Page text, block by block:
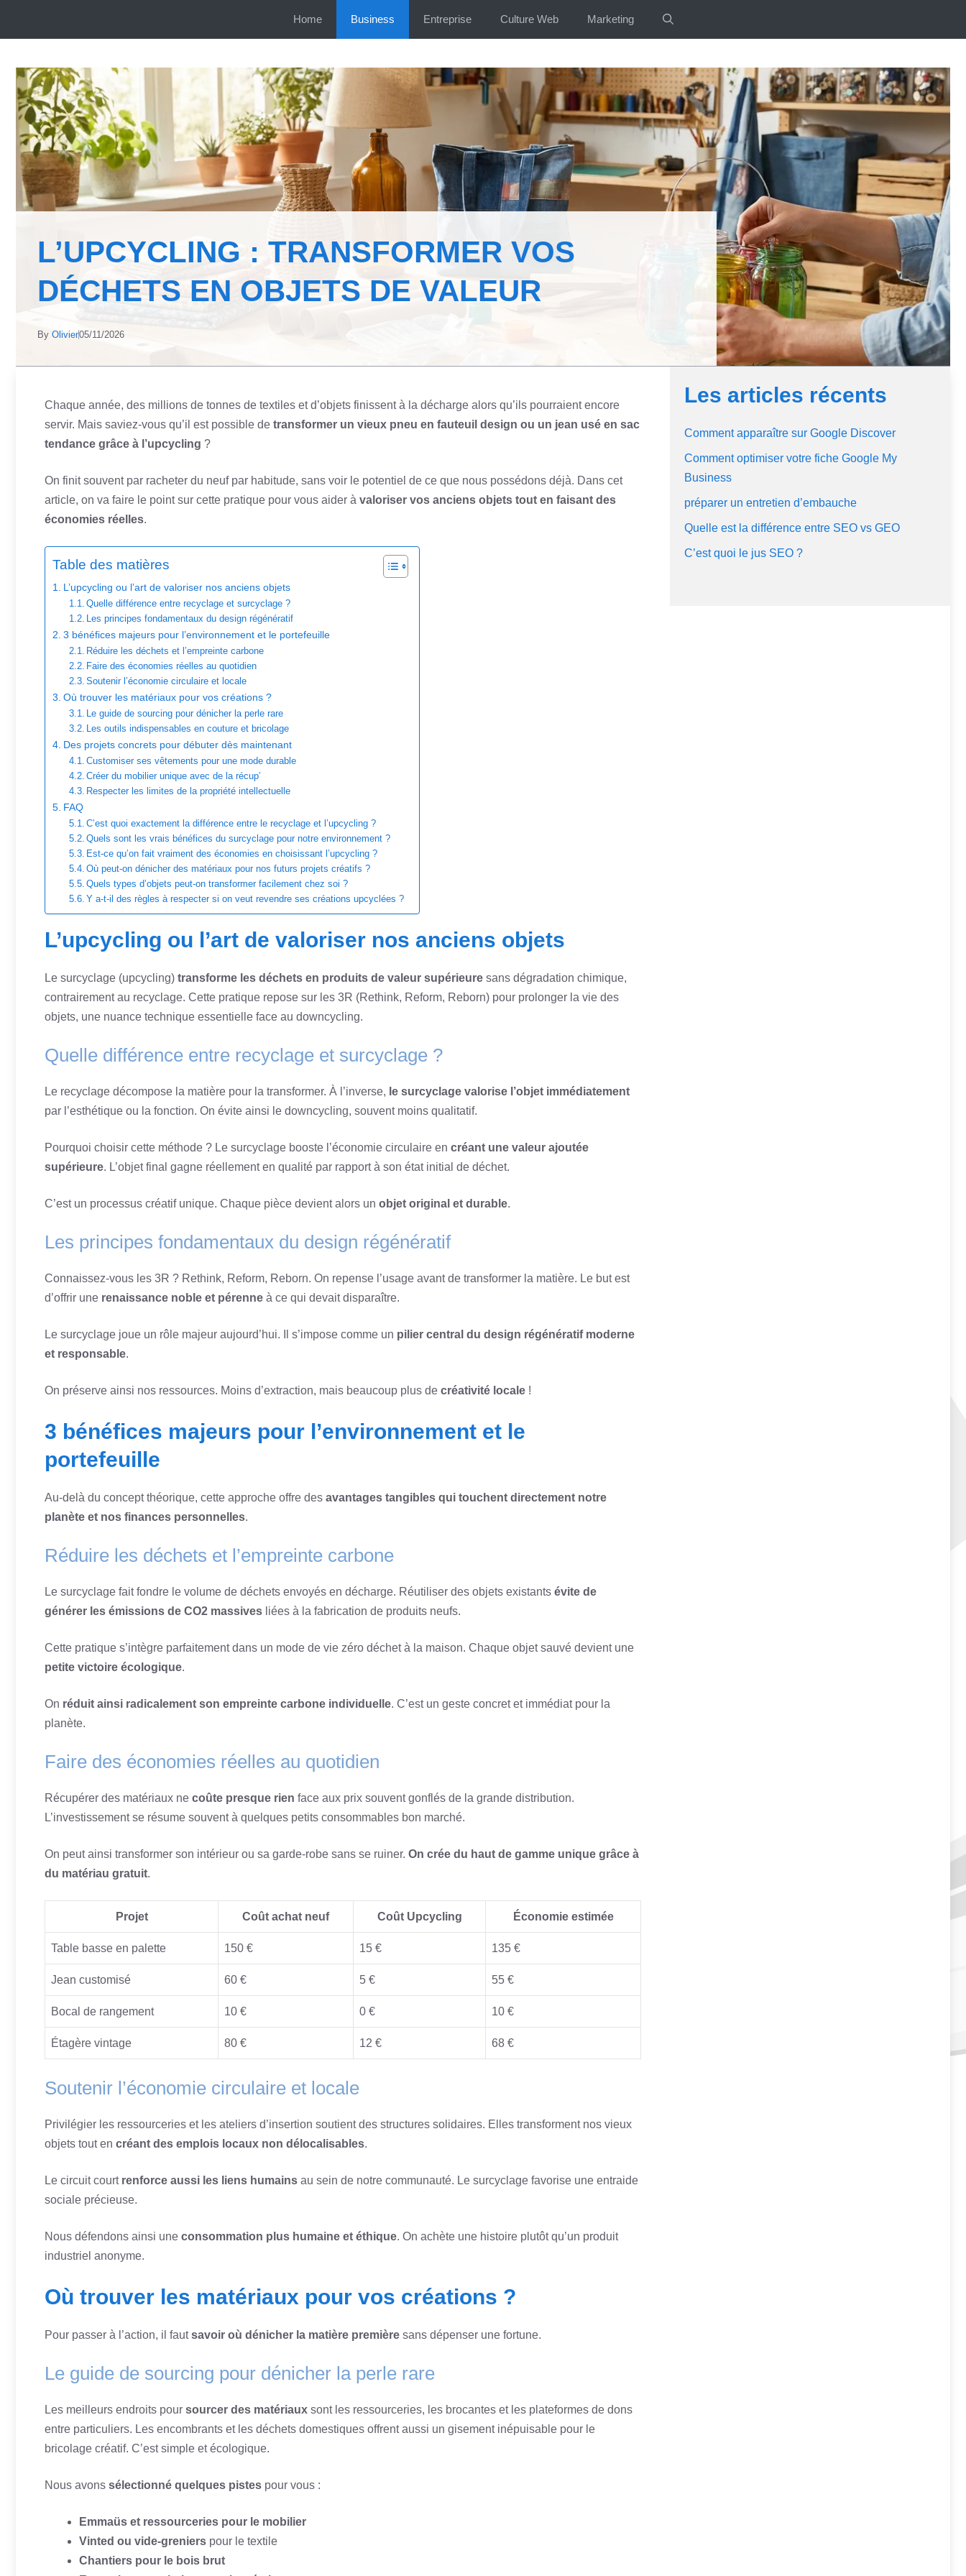
Home Business Entreprise Culture Web Marketing
L’UPCYCLING : TRANSFORMER VOS
DÉCHETS EN OBJETS DE VALEUR
By Olivier05/11/2026
Chaque année, des millions de tonnes de textiles et d’objets finissent à la décharge alors qu’ils pourraient encore
servir. Mais saviez-vous qu’il est possible de transformer un vieux pneu en fauteuil design ou un jean usé en sac
tendance grâce à l’upcycling ?
On finit souvent par racheter du neuf par habitude, sans voir le potentiel de ce que nous possédons déjà. Dans cet
article, on va faire le point sur cette pratique pour vous aider à valoriser vos anciens objets tout en faisant des
économies réelles.
Table des matières
L’upcycling ou l’art de valoriser nos anciens objets
Quelle différence entre recyclage et surcyclage ?
Les principes fondamentaux du design régénératif
3 bénéfices majeurs pour l’environnement et le portefeuille
Réduire les déchets et l’empreinte carbone
Faire des économies réelles au quotidien
Soutenir l’économie circulaire et locale
Où trouver les matériaux pour vos créations ?
Le guide de sourcing pour dénicher la perle rare
Les outils indispensables en couture et bricolage
Des projets concrets pour débuter dès maintenant
Customiser ses vêtements pour une mode durable
Créer du mobilier unique avec de la récup’
Respecter les limites de la propriété intellectuelle
FAQ
C’est quoi exactement la différence entre le recyclage et l’upcycling ?
Quels sont les vrais bénéfices du surcyclage pour notre environnement ?
Est-ce qu’on fait vraiment des économies en choisissant l’upcycling ?
Où peut-on dénicher des matériaux pour nos futurs projets créatifs ?
Quels types d’objets peut-on transformer facilement chez soi ?
Y a-t-il des règles à respecter si on veut revendre ses créations upcyclées ?
L’upcycling ou l’art de valoriser nos anciens objets
Le surcyclage (upcycling) transforme les déchets en produits de valeur supérieure sans dégradation chimique,
contrairement au recyclage. Cette pratique repose sur les 3R (Rethink, Reform, Reborn) pour prolonger la vie des
objets, une nuance technique essentielle face au downcycling.
Quelle différence entre recyclage et surcyclage ?
Le recyclage décompose la matière pour la transformer. À l’inverse, le surcyclage valorise l’objet immédiatement
par l’esthétique ou la fonction. On évite ainsi le downcycling, souvent moins qualitatif.
Pourquoi choisir cette méthode ? Le surcyclage booste l’économie circulaire en créant une valeur ajoutée
supérieure. L’objet final gagne réellement en qualité par rapport à son état initial de déchet.
C’est un processus créatif unique. Chaque pièce devient alors un objet original et durable.
Les principes fondamentaux du design régénératif
Connaissez-vous les 3R ? Rethink, Reform, Reborn. On repense l’usage avant de transformer la matière. Le but est
d’offrir une renaissance noble et pérenne à ce qui devait disparaître.
Le surcyclage joue un rôle majeur aujourd’hui. Il s’impose comme un pilier central du design régénératif moderne
et responsable.
On préserve ainsi nos ressources. Moins d’extraction, mais beaucoup plus de créativité locale !
3 bénéfices majeurs pour l’environnement et le
portefeuille
Au-delà du concept théorique, cette approche offre des avantages tangibles qui touchent directement notre
planète et nos finances personnelles.
Réduire les déchets et l’empreinte carbone
Le surcyclage fait fondre le volume de déchets envoyés en décharge. Réutiliser des objets existants évite de
générer les émissions de CO2 massives liées à la fabrication de produits neufs.
Cette pratique s’intègre parfaitement dans un mode de vie zéro déchet à la maison. Chaque objet sauvé devient une
petite victoire écologique.
On réduit ainsi radicalement son empreinte carbone individuelle. C’est un geste concret et immédiat pour la
planète.
Faire des économies réelles au quotidien
Récupérer des matériaux ne coûte presque rien face aux prix souvent gonflés de la grande distribution.
L’investissement se résume souvent à quelques petits consommables bon marché.
On peut ainsi transformer son intérieur ou sa garde-robe sans se ruiner. On crée du haut de gamme unique grâce à
du matériau gratuit.
Projet Coût achat neuf Coût Upcycling Économie estimée
Table basse en palette 150 € 15 € 135 €
Jean customisé 60 € 5 € 55 €
Bocal de rangement 10 € 0 € 10 €
Étagère vintage 80 € 12 € 68 €
Soutenir l’économie circulaire et locale
Privilégier les ressourceries et les ateliers d’insertion soutient des structures solidaires. Elles transforment nos vieux
objets tout en créant des emplois locaux non délocalisables.
Le circuit court renforce aussi les liens humains au sein de notre communauté. Le surcyclage favorise une entraide
sociale précieuse.
Nous défendons ainsi une consommation plus humaine et éthique. On achète une histoire plutôt qu’un produit
industriel anonyme.
Où trouver les matériaux pour vos créations ?
Pour passer à l’action, il fautsavoir où dénicher la matière première sans dépenser une fortune.
Le guide de sourcing pour dénicher la perle rare
Les meilleurs endroits pour sourcer des matériaux sont les ressourceries, les brocantes et les plateformes de dons
entre particuliers. Les encombrants et les déchets domestiques offrent aussi un gisement inépuisable pour le
bricolage créatif. C’est simple et écologique.
Nous avons sélectionné quelques pistes pour vous :
Emmaüs et ressourceries pour le mobilier
Vinted ou vide-greniers pour le textile
Chantiers pour le bois brut
Les articles récents
Comment apparaître sur Google Discover
Comment optimiser votre fiche Google My
Business
préparer un entretien d’embauche
Quelle est la différence entre SEO vs GEO
C’est quoi le jus SEO ?